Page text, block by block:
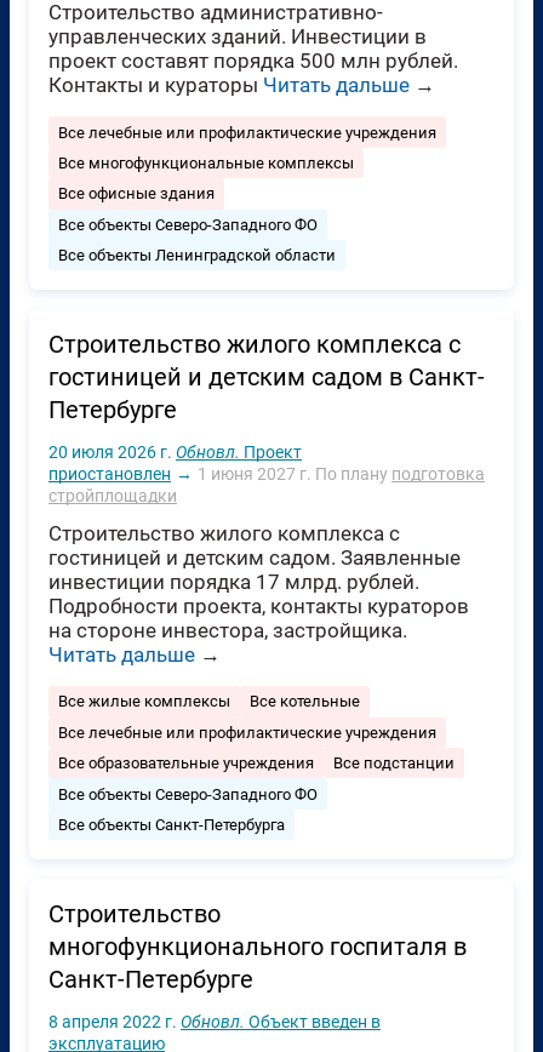
Строительство административно-
управленческих зданий. Инвестиции в
проект составят порядка 500 млн рублей.
Контакты и кураторы Читать дальше →
Все лечебные или профилактические учреждения
Все многофункциональные комплексы
Все офисные здания
Все объекты Северо-Западного ФО
Все объекты Ленинградской области
Строительство жилого комплекса с
гостиницей и детским садом в Санкт-
Петербурге
20 июля 2026 г. Обновл. Проект
приостановлен → 1 июня 2027 г. По плану подготовка
стройплощадки
Строительство жилого комплекса с
гостиницей и детским садом. Заявленные
инвестиции порядка 17 млрд. рублей.
Подробности проекта, контакты кураторов
на стороне инвестора, застройщика.
Читать дальше →
Все жилые комплексы
Все котельные
Все лечебные или профилактические учреждения
Все образовательные учреждения
Все подстанции
Все объекты Северо-Западного ФО
Все объекты Санкт-Петербурга
Строительство
многофункционального госпиталя в
Санкт-Петербурге
8 апреля 2022 г. Обновл. Объект введен в
эксплуатацию